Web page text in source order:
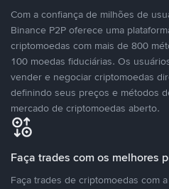
Com a confiança de milhões de
Binance P2P oferece uma
criptomoedas com mais de 800
100 moedas fiduciárias. Os
vender e negociar criptomoedas
definindo seus preços e métodos
mercado de criptomoedas aberto.
Faça trades com os melhores
Faça trades de criptomoedas com